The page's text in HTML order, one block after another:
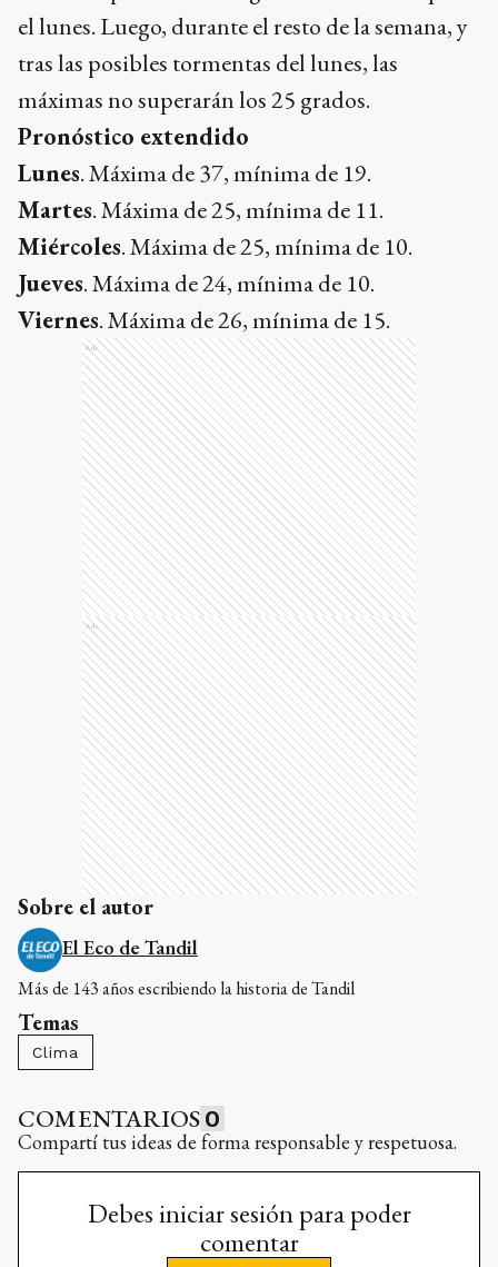
el lunes. Luego, durante el resto de la semana, y
tras las posibles tormentas del lunes, las
máximas no superarán los 25 grados.
Pronóstico extendido
Lunes. Máxima de 37, mínima de 19.
Martes. Máxima de 25, mínima de 11.
Miércoles. Máxima de 25, mínima de 10.
Jueves. Máxima de 24, mínima de 10.
Viernes. Máxima de 26, mínima de 15.
Ads
Ads
Sobre el autor
El Eco de Tandil
Más de 143 años escribiendo la historia de Tandil
Temas
Clima
COMENTARIOS 0
Compartí tus ideas de forma responsable y respetuosa.
Debes iniciar sesión para poder
comentar